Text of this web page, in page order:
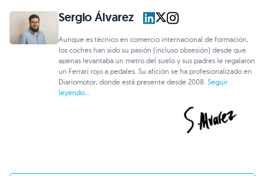
Sergio Álvarez
Aunque es técnico en comercio internacional de formación,
los coches han sido su pasión (incluso obsesión) desde que
apenas levantaba un metro del suelo y sus padres le regalaron
un Ferrari rojo a pedales. Su afición se ha profesionalizado en
Diariomotor, donde está presente desde 2008.Seguir
leyendo...